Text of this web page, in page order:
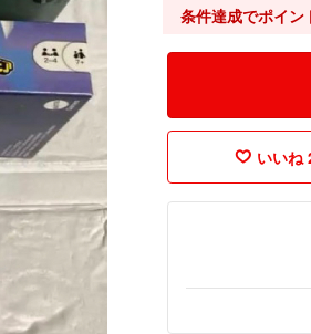
条件達成でポイン
いいね